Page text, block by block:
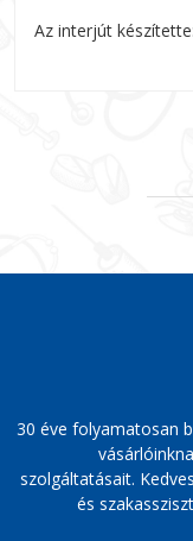
Az interjút
30 éve folyamatosan
szolgáltatásait.
és